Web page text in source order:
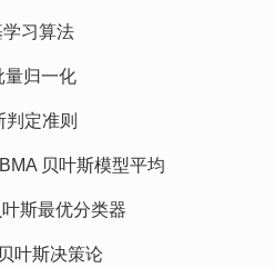
习算法
量归一化
定准则
贝叶斯模型平均
斯最优分类器
叶斯决策论